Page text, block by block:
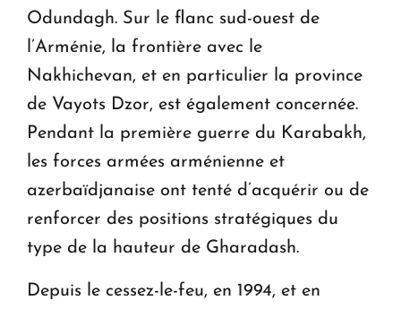
Odundagh. Sur le flanc sud-ouest de
l’Arménie, la frontière avec le
Nakhichevan, et en particulier la province
de Vayots Dzor, est également concernée.
Pendant la première guerre du Karabakh,
les forces armées arménienne et
azerbaïdjanaise ont tenté d’acquérir ou de
renforcer des positions stratégiques du
type de la hauteur de Gharadash.
Depuis le cessez-le-feu, en 1994, et en